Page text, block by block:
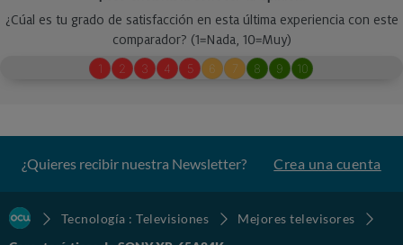
¿Quieres recibir nuestra Newsletter? Crea una cuenta
Tecnología : Televisiones
Mejores televisores